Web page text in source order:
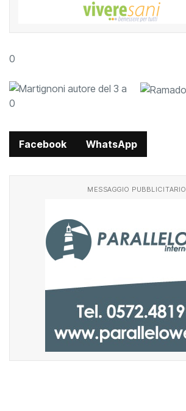
0
Facebook WhatsApp
MESSAGGIO PUBBLICITARIO